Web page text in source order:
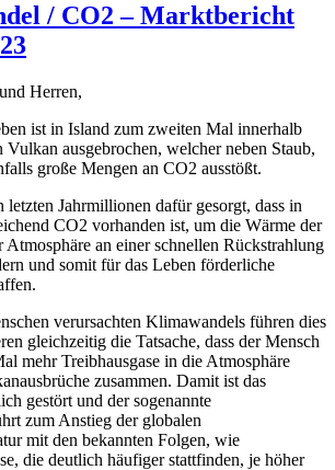
/ CO2 – Marktbericht
Herren,
ist in Island zum zweiten Mal innerhalb
ausgebrochen, welcher neben Staub,
große Mengen an CO2 ausstößt.
letzten Jahrmillionen dafür gesorgt, dass in
CO2 vorhanden ist, um die Wärme der
Atmosphäre an einer schnellen Rückstrahlung
und somit für das Leben förderliche
verursachten Klimawandels führen dies
gleichzeitig die Tatsache, dass der Mensch
mehr Treibhausgase in die Atmosphäre
zusammen. Damit ist das
gestört und der sogenannte
zum Anstieg der globalen
mit den bekannten Folgen, wie
die deutlich häufiger stattfinden, je höher